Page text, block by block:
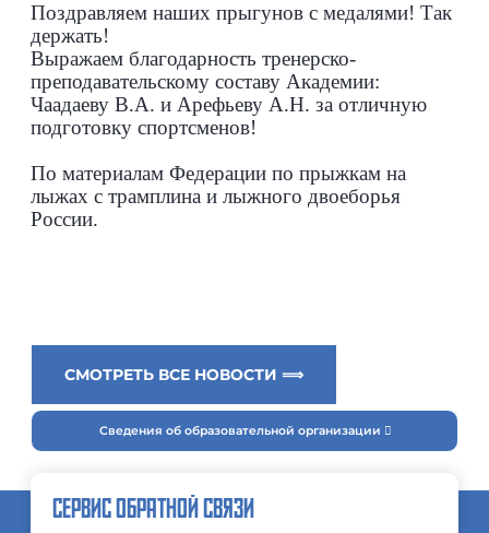
Поздравляем наших прыгунов с медалями! Так
держать!
Выражаем благодарность тренерско-
преподавательскому составу Академии:
Чаадаеву В.А. и Арефьеву А.Н. за отличную
подготовку спортсменов!
По материалам Федерации по прыжкам на
лыжах с трамплина и лыжного двоеборья
России.
СМОТРЕТЬ ВСЕ НОВОСТИ ⟹
Сведения об образовательной организации
СЕРВИС ОБРАТНОЙ СВЯЗИ